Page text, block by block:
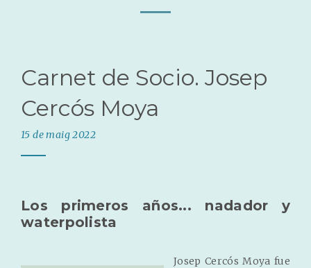
Carnet de Socio. Josep
Cercós Moya
15 de maig 2022
Los primeros años... nadador y
waterpolista
Josep Cercós Moya fue